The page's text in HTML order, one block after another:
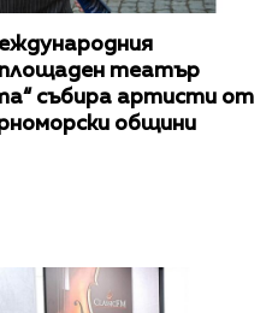
площаден театър
събира артисти от
общини